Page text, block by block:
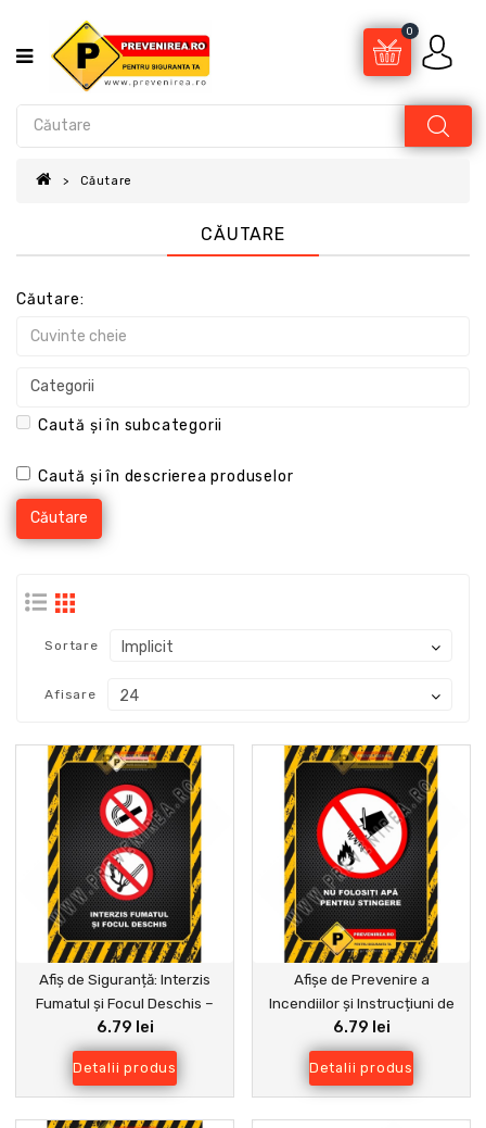
0
Căutare
CĂUTARE
Căutare:
Caută și în subcategorii
Caută și în descrierea produselor
Sortare
Afisare
Afiș de Siguranță: Interzis
Fumatul și Focul Deschis –
Protejează Spațiul Tău
6.79 lei
Detalii produs
Afișe de Prevenire a
Incendiilor și Instrucțiuni de
Stingere
6.79 lei
Detalii produs